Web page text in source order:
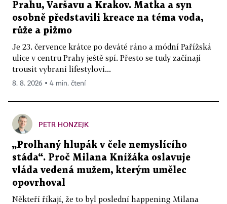
Prahu, Varšavu a Krakov. Matka a syn
osobně představili kreace na téma voda,
růže a pižmo
Je 23. července krátce po deváté ráno a módní Pařížská
ulice v centru Prahy ještě spí. Přesto se tudy začínají
trousit vybraní lifestyloví...
8. 8. 2026 ▪ 4 min. čtení
PETR HONZEJK
„Prolhaný hlupák v čele nemyslícího
stáda“. Proč Milana Knížáka oslavuje
vláda vedená mužem, kterým umělec
opovrhoval
Někteří říkají, že to byl poslední happening Milana